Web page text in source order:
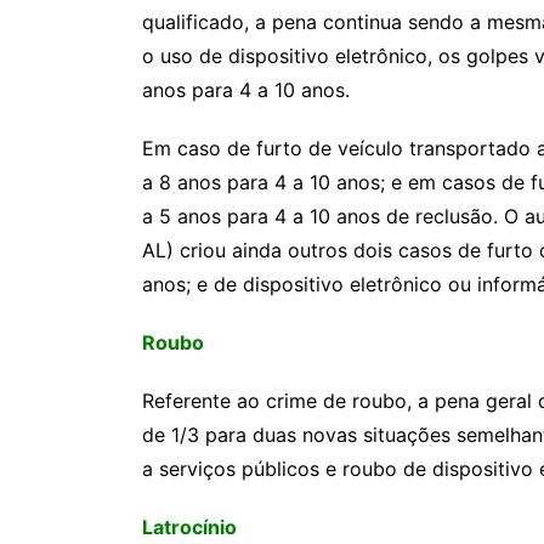
qualificado, a pena continua sendo a
o uso de dispositivo eletrônico, os golpes
anos para 4 a 10 anos.
Em caso de furto de veículo transportado
a 8 anos para 4 a 10 anos; e em casos
a 5 anos para 4 a 10 anos de reclusão. O
AL) criou ainda outros dois casos de furto
anos; e de dispositivo eletrônico ou
Roubo
Referente ao crime de roubo, a pena geral
de 1/3 para duas novas situações
a serviços públicos e roubo de dispositivo
Latrocínio